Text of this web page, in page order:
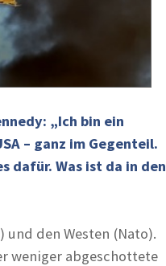
„Ich bin ein
– ganz im Gegenteil.
dafür. Was ist da in den
und den Westen (Nato).
weniger abgeschottete